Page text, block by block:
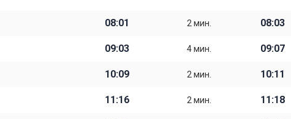
08:01 2 мин. 08:03
09:03 4 мин. 09:07
10:09 2 мин. 10:11
11:16 2 мин. 11:18